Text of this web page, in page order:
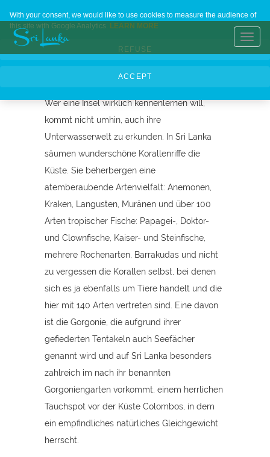
Home Contact Us About Us Languages
Eintauchen in
fremde Welten
Ein Meer von Korallenriffen
Wer eine Insel wirklich kennenlernen will,
kommt nicht umhin, auch ihre
Unterwasserwelt zu erkunden. In Sri Lanka
säumen wunderschöne Korallenriffe die
Küste. Sie beherbergen eine
atemberaubende Artenvielfalt: Anemonen,
Kraken, Langusten, Muränen und über 100
Arten tropischer Fische: Papagei-, Doktor-
und Clownfische, Kaiser- und Steinfische,
mehrere Rochenarten, Barrakudas und nicht
zu vergessen die Korallen selbst, bei denen
sich es ja ebenfalls um Tiere handelt und die
hier mit 140 Arten vertreten sind. Eine davon
ist die Gorgonie, die aufgrund ihrer
gefiederten Tentakeln auch Seefächer
genannt wird und auf Sri Lanka besonders
zahlreich im nach ihr benannten
Gorgoniengarten vorkommt, einem herrlichen
Tauchspot vor der Küste Colombos, in dem
ein empfindliches natürliches Gleichgewicht
herrscht.
With your consent, we would like to use cookies to measure the audience of
this site with Google Analytics. LEARN MORE
REFUSE
ACCEPT